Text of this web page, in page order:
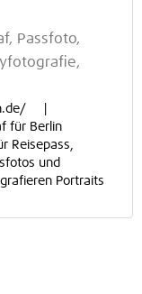
Passfoto,
|
für Berlin
Reisepass,
und
Portraits